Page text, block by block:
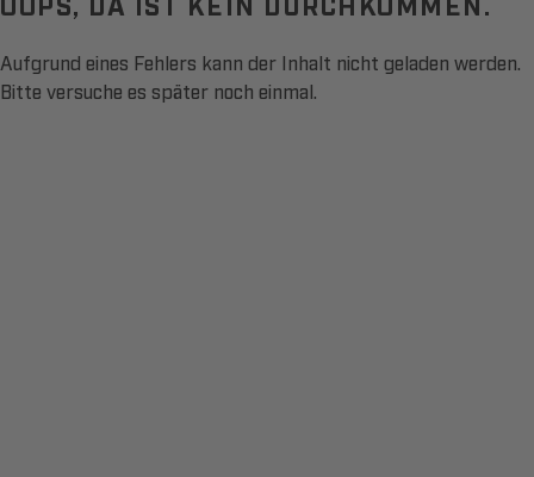
Aufgrund eines Fehlers kann der Inhalt nicht geladen werden.
Bitte versuche es später noch einmal.